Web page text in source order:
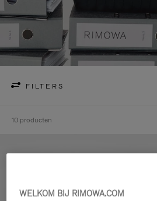
FILTERS
10 producten
WELKOM BIJ RIMOWA.COM